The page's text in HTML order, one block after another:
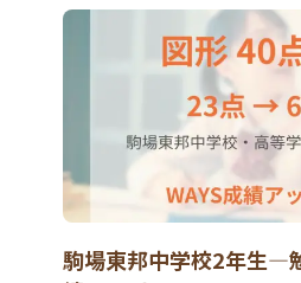
駒場東邦中学校2年生―